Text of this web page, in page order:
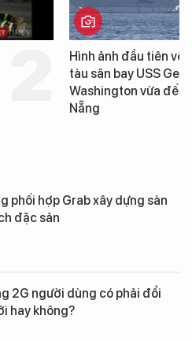
Hình ảnh đầu tiên về
tàu sân bay USS
Washington vừa đến
Nẵng
phối hợp Grab xây dựng sàn
đặc sản
2G người dùng có phải đổi
hay không?